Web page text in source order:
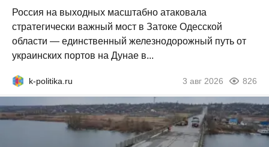
Россия на выходных масштабно атаковала
стратегически важный мост в Затоке Одесской
области — единственный железнодорожный путь от
украинских портов на Дунае в...
k-politika.ru 3 авг 2026 826